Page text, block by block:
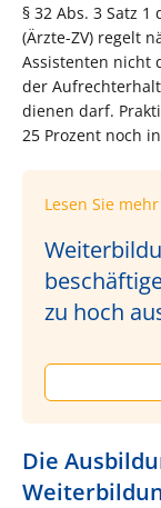
§ 32 Abs. 3 Satz
(Ärzte-ZV) regelt
Assistenten nicht
der
dienen darf.
25 Prozent noch
Lesen Sie
zu hoch
Die